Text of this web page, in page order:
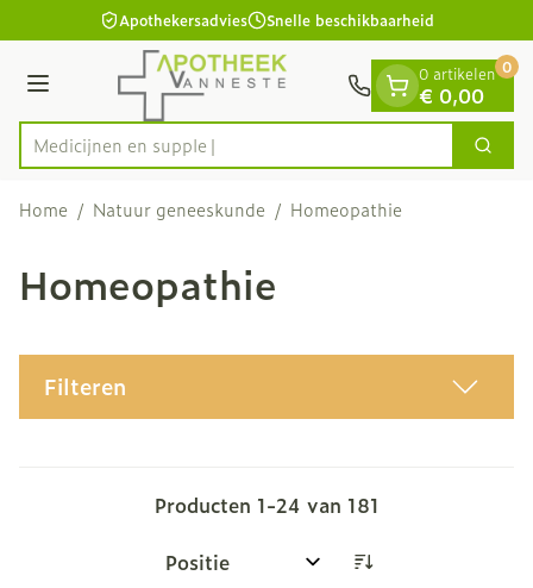
Ga naar de inhoudApothekersadvies Snelle beschikbaarheid
Menu
Product, merk, categorie...
M Zoek
0 artikelen
€ 0,00
0
Home / Natuur geneeskunde / Homeopathie
Homeopathie
Filteren
Producten 1-24 van 181
Sorteer op: